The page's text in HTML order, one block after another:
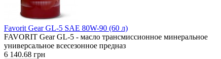
Favorit Gear GL-5 SAE 80W-90 (60 л)
FAVORIT Gear GL-5 - масло трансмиссионное минеральное
универсальное всесезонное предназ
6 140.68 грн